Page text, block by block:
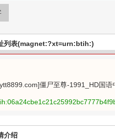
列表(magnet:?xt=urn:btih:)
僵尸至尊-1991_HD国语
介绍